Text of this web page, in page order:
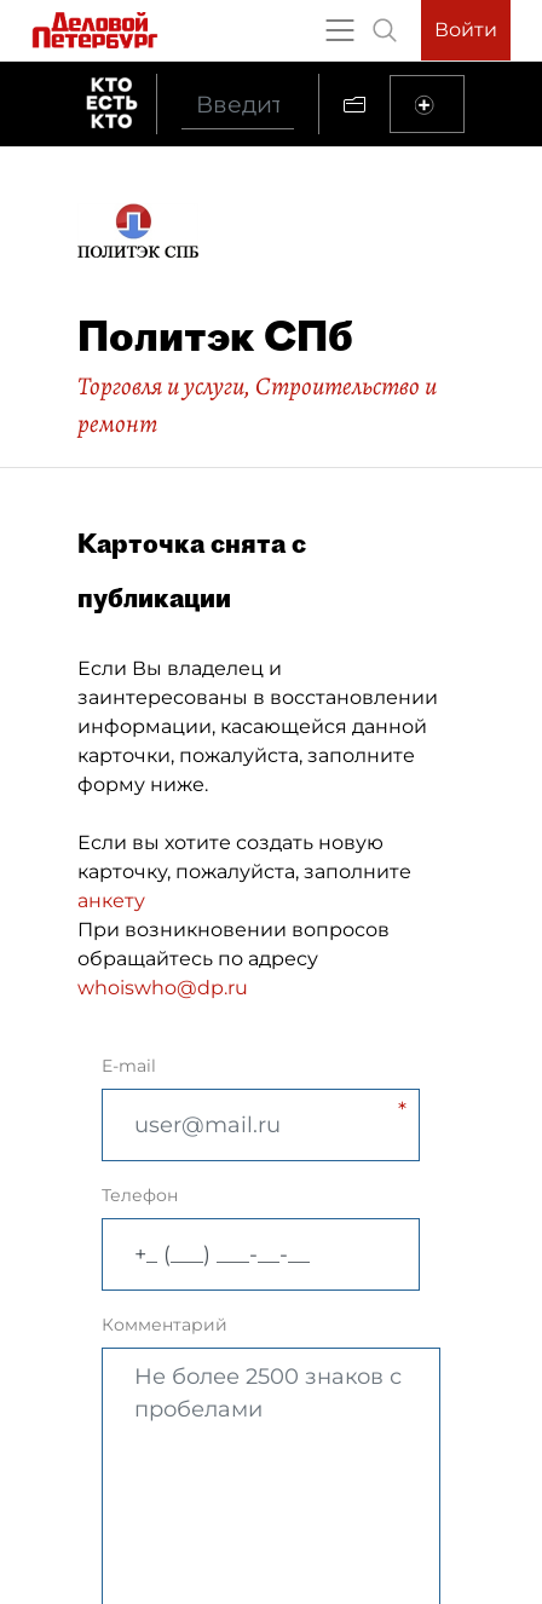
Войти
Политэк СПб
Торговля и услуги, Строительство и
ремонт
Карточка снята с
публикации
Если Вы владелец и
заинтересованы в восстановлении
информации, касающейся данной
карточки, пожалуйста, заполните
форму ниже.
Если вы хотите создать новую
карточку, пожалуйста, заполните
анкету
При возникновении вопросов
обращайтесь по адресу
whoiswho@dp.ru
E-mail
Телефон
Комментарий